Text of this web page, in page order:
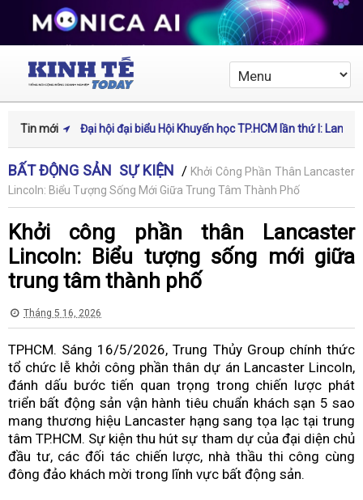
Tin mới Đại hội đại biểu Hội Khuyến học TP.HCM lần thứ I: Lan tỏa
Thể thao, âm nhạc và công nghệ hòa nhịp tại sự kiện đa
Chứng nhận hữu cơ – Dấu ấn của chất lượng, minh bạch
và phát triển bền vững
phát triển cho logistics Việt Nam
Chạm vào di sản: Khi công nghệ mở lối cho văn hóa và
lịch TP.HCM
Giữ gìn thuần phong mỹ tục – Nền tảng khẳng định hệ
trị con người Thành phố Hồ Chí Minh
INNOEX 2026: Điểm bước ngoặt định hình năng lực cạnh
BẤT ĐỘNG SẢN SỰ KIỆN / Khởi Công Phần Thân Lancaster
Lincoln: Biểu Tượng Sống Mới Giữa Trung Tâm Thành Phố
Khởi công phần thân Lancaster
Lincoln: Biểu tượng sống mới giữa
trung tâm thành phố
Tháng 5 16, 2026
TPHCM. Sáng 16/5/2026, Trung Thủy Group chính thức
tổ chức lễ khởi công phần thân dự án Lancaster Lincoln,
đánh dấu bước tiến quan trọng trong chiến lược phát
triển bất động sản vận hành tiêu chuẩn khách sạn 5 sao
mang thương hiệu Lancaster hạng sang tọa lạc tại trung
tâm TP.HCM. Sự kiện thu hút sự tham dự của đại diện chủ
đầu tư, các đối tác chiến lược, nhà thầu thi công cùng
đông đảo khách mời trong lĩnh vực bất động sản.